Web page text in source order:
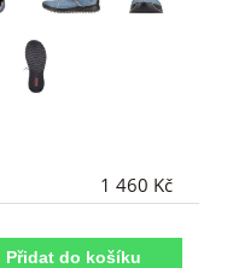
1 460 Kč